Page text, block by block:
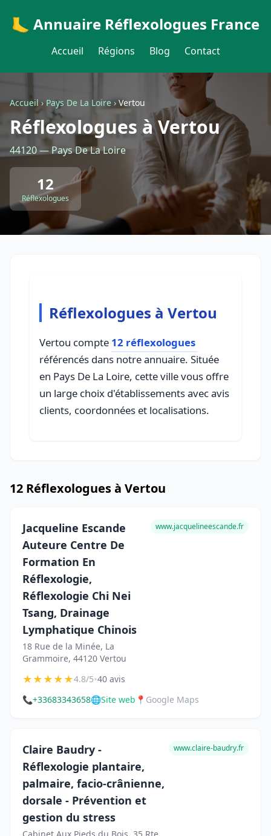
🦶 Annuaire Réflexologues France
Accueil Régions Blog Contact
Accueil›Pays De La Loire›Vertou
Réflexologues à Vertou
44120 — Pays De La Loire
12
Réflexologues
Réflexologues à Vertou
Vertou compte 12 réflexologues
référencés dans notre annuaire. Située
en Pays De La Loire, cette ville vous offre
un large choix d'établissements avec avis
clients, coordonnées et localisations.
12 Réflexologues à Vertou
Jacqueline Escande
Auteure Centre De
Formation En
Réflexologie,
Réflexologie Chi Nei
Tsang, Drainage
Lymphatique Chinois
18 Rue de la Minée, La
Grammoire, 44120 Vertou
www.jacquelineescande.fr
★★★★★4.8/5•40 avis
📞+33683343658🌐Site web 📍 Google Maps
Claire Baudry -
Réflexologie plantaire,
palmaire, facio-crânienne,
dorsale - Prévention et
gestion du stress
www.claire-baudry.fr